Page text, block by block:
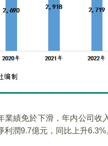
業績免於下滑，年内公司收
潤9.7億元，同比上升6.3%